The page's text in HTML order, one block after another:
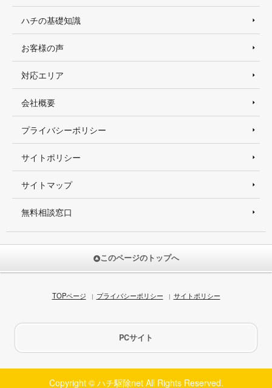
ハチの基礎知識
お客様の声
対応エリア
会社概要
プライバシーポリシー
サイトポリシー
サイトマップ
無料相談窓口
このページのトップへ
TOPページ プライバシーポリシー サイトポリシー
PCサイト
Copyright © ハチ駆除net All Rights Reserved.